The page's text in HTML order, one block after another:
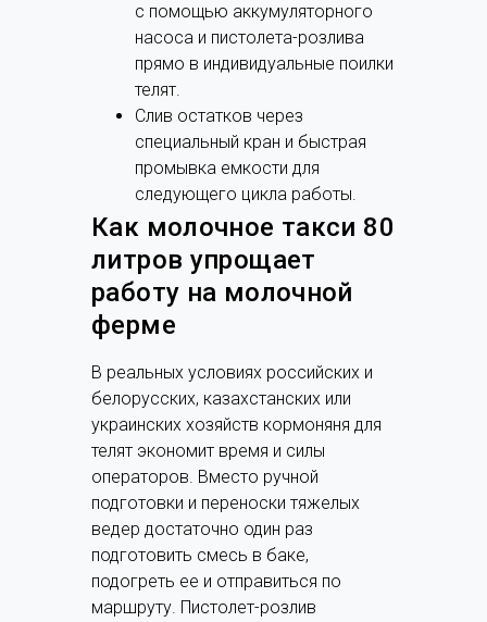
с помощью аккумуляторного
насоса и пистолета-розлива
прямо в индивидуальные поилки
телят.
Слив остатков через
специальный кран и быстрая
промывка емкости для
следующего цикла работы.
В реальных условиях российских и
белорусских, казахстанских или
украинских хозяйств кормоняня для
телят экономит время и силы
операторов. Вместо ручной
подготовки и переноски тяжелых
ведер достаточно один раз
подготовить смесь в баке,
подогреть ее и отправиться по
маршруту. Пистолет-розлив
Как молочное такси 80
литров упрощает
работу на молочной
ферме